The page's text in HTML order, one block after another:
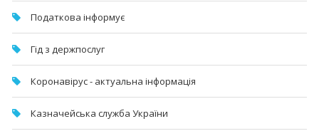
Податкова інформує
Гід з держпослуг
Коронавірус - актуальна інформація
Казначейська служба України